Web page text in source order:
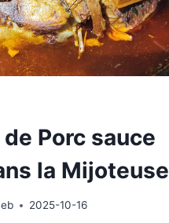
Porc sauce
la Mijoteuse
2025-10-16